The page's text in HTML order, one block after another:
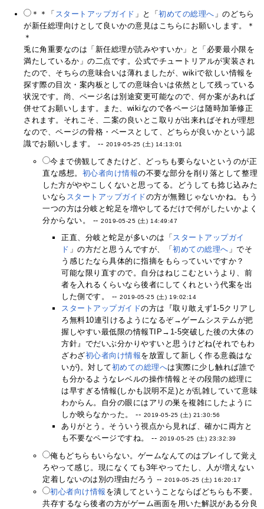
＊＊「 スタートアップガイド 」と「初めての総理へ 」のどちら
が新任総理向けとして良いかの意見はこちらにお願いします。＊
＊
兎に角重要なのは「新任総理が読みやすいか」と「必要最小限を
満たしているか」の二点です。公式でチュートリアルが実装され
たので、そちらの意味合いは薄れましたが、wikiで欲しい情報を
探す際の目次・案内板としての意味合いは依然として残っている
状況です。尚、ページ名は別途変更可能なので、何か案があれば
併せてお願いします。また、wikiなので各ページは随時加筆修正
されます。それこそ、二案の良いとこ取りが出来ればそれが理想
なので、ページの骨格・ベースとして、どちらが良いかという認
識でお願いします。 -- 2019-05-25 (土) 14:13:01
今まで傍観してきたけど、どっちも要らないというのが正
直な感想。 初心者向け情報の不要な部分を削り落として整理
した方がややこしくないと思ってる。どうしても捻じ込みた
いなら スタートアップガイドの方が無難じゃないかね。もう
一つの方は分岐と蛇足を増やしてるだけで何がしたいかよく
分からない。 --2019-05-25 (土) 14:49:47
正直、分岐と蛇足が多いのは「 スタートアップガイ
ド 」の方だと思うんですが、「初めての総理へ 」でそ
う感じたなら具体的に指摘をもらっていいですか？
可能な限り直すので。自分はねじこむというより、前
者を入れるくらいなら後者にしてくれという代案を出
した側です。 --2019-05-25 (土) 19:02:14
スタートアップガイドの方は『取り敢えず1-5クリアし
ろ無料10連引けるようになるぞ→ゲームシステムが把
握しやすい最低限の情報TIP→1-5突破した後の大体の
方針』でだいぶ分かりやすいと思うけどね(それでもわ
ざわざ初心者向け情報を放置して新しく作る意義はな
いが)。対して初めての総理へは実際に少し触れば誰で
も分かるようなレベルの操作情報とその段階の総理に
は早すぎる情報(しかも説明不足)とが乱雑していて意味
わからん。自分の眼にはアリの巣を複雑にしたように
しか映らなかった。 -- 2019-05-25 (土) 21:30:56
ありがとう。そういう視点から見れば、確かに両方と
も不要なページですね。 -- 2019-05-25 (土) 23:32:39
俺もどちらもいらない。ゲームなんてのはプレイして覚え
ろやって感じ。現になくても3年やってたし、人が増えない
定着しないのは別の理由だろう --2019-05-25 (土) 16:20:17
初心者向け情報 を潰してということならばどちらも不要。
共存するなら後者の方がゲーム画面を用いた解説がある分良